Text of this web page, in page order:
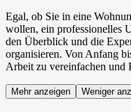
Egal, ob Sie in eine
wollen, ein professionelles
den Überblick und die
organisieren. Von Anfang
Arbeit zu vereinfachen und
Mehr anzeigen Weniger